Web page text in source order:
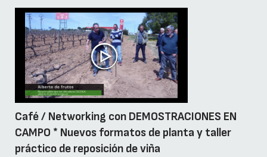
Café / Networking con DEMOSTRACIONES EN
CAMPO * Nuevos formatos de planta y taller
práctico de reposición de viña